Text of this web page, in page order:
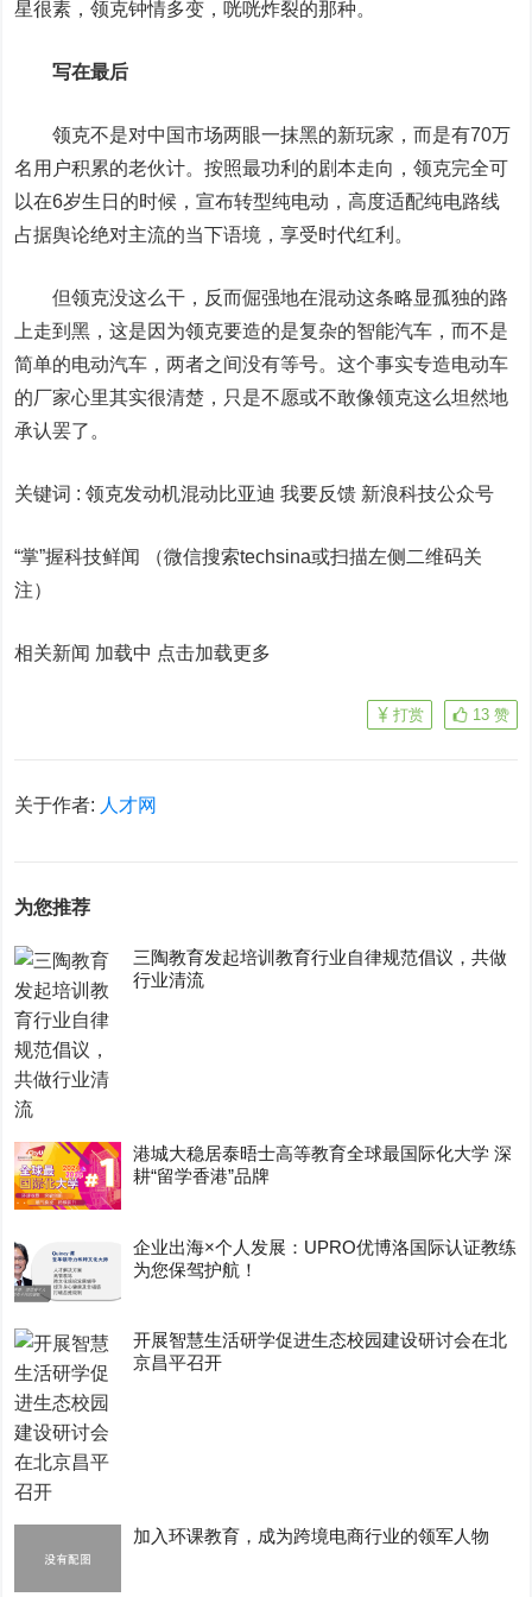
星很素，领克钟情多变，咣咣炸裂的那种。
写在最后
领克不是对中国市场两眼一抹黑的新玩家，而是有70万
名用户积累的老伙计。按照最功利的剧本走向，领克完全可
以在6岁生日的时候，宣布转型纯电动，高度适配纯电路线
占据舆论绝对主流的当下语境，享受时代红利。
但领克没这么干，反而倔强地在混动这条略显孤独的路
上走到黑，这是因为领克要造的是复杂的智能汽车，而不是
简单的电动汽车，两者之间没有等号。这个事实专造电动车
的厂家心里其实很清楚，只是不愿或不敢像领克这么坦然地
承认罢了。
关键词 :领克发动机混动比亚迪 我要反馈 新浪科技公众号
“掌”握科技鲜闻 （微信搜索techsina或扫描左侧二维码关
注）
相关新闻 加载中 点击加载更多
13 赞
打赏
关于作者: 人才网
为您推荐
三陶教育发起培训教育行业自律规范倡议，共做
行业清流
港城大稳居泰晤士高等教育全球最国际化大学 深
耕“留学香港”品牌
企业出海×个人发展：UPRO优博洛国际认证教练
为您保驾护航！
开展智慧生活研学促进生态校园建设研讨会在北
京昌平召开
加入环课教育，成为跨境电商行业的领军人物